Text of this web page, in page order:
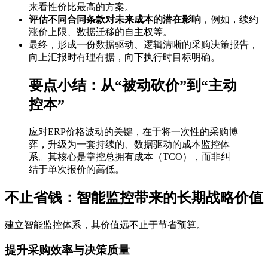
来看性价比最高的方案。
评估不同合同条款对未来成本的潜在影响 ，例如，续约
涨价上限、数据迁移的自主权等。
最终，形成一份数据驱动、逻辑清晰的采购决策报告，
向上汇报时有理有据，向下执行时目标明确。
要点小结：从“被动砍价”到“主动
控本”
应对ERP价格波动的关键，在于将一次性的采购博
弈，升级为一套持续的、数据驱动的成本监控体
系。其核心是掌控总拥有成本（TCO），而非纠
结于单次报价的高低。
不止省钱：智能监控带来的长期战略价值
建立智能监控体系，其价值远不止于节省预算。
提升采购效率与决策质量